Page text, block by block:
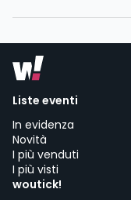
Liste eventi
In evidenza
Novità
I più venduti
I più visti
woutick!